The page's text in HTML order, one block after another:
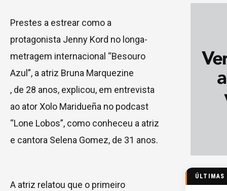
Prestes a estrear como a
protagonista Jenny Kord no longa-
metragem internacional “Besouro
Azul”, a atriz Bruna Marquezine
, de 28 anos, explicou, em entrevista
ao ator Xolo Maridueña no podcast
“Lone Lobos”, como conheceu a atriz
e cantora Selena Gomez, de 31 anos.
A atriz relatou que o primeiro